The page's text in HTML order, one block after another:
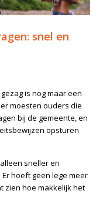
snel en
is nog maar een
moesten ouders die
bij de gemeente, en
opsturen
sneller en
hoeft geen lege meer
zien hoe makkelijk het